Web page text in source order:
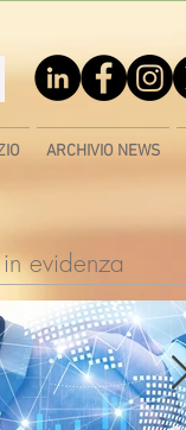
ARCHIVIO NEWS
in evidenza